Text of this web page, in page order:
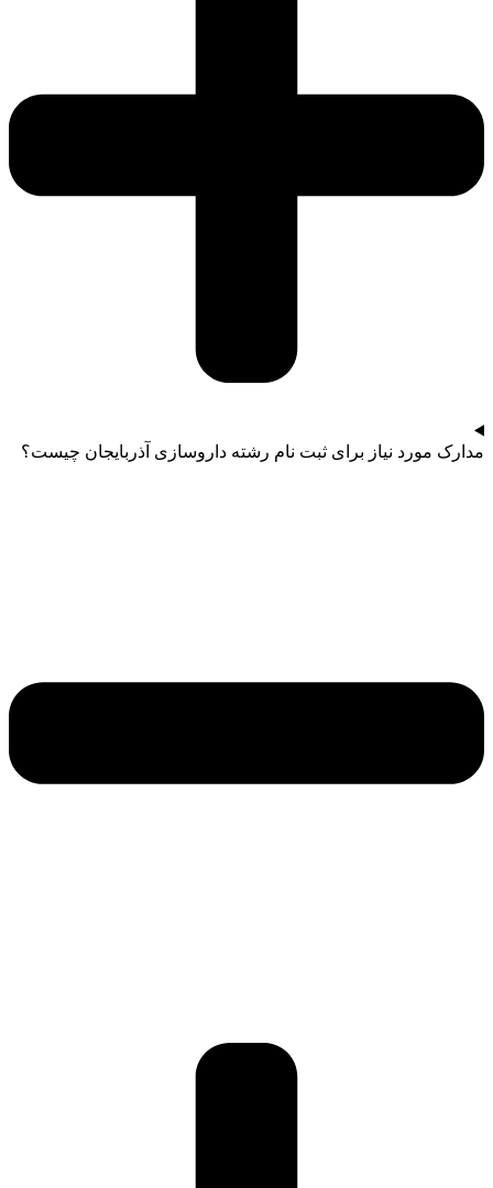
مدارک مورد نیاز برای ثبت ‌نام رشته داروسازی آذربایجان چیست؟